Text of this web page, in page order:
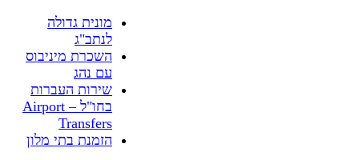
מונית גדולה
לנתב"ג
השכרת מיניבוס
עם נהג
שירות העברות
בחו"ל – Airport
Transfers
הזמנת בתי מלון